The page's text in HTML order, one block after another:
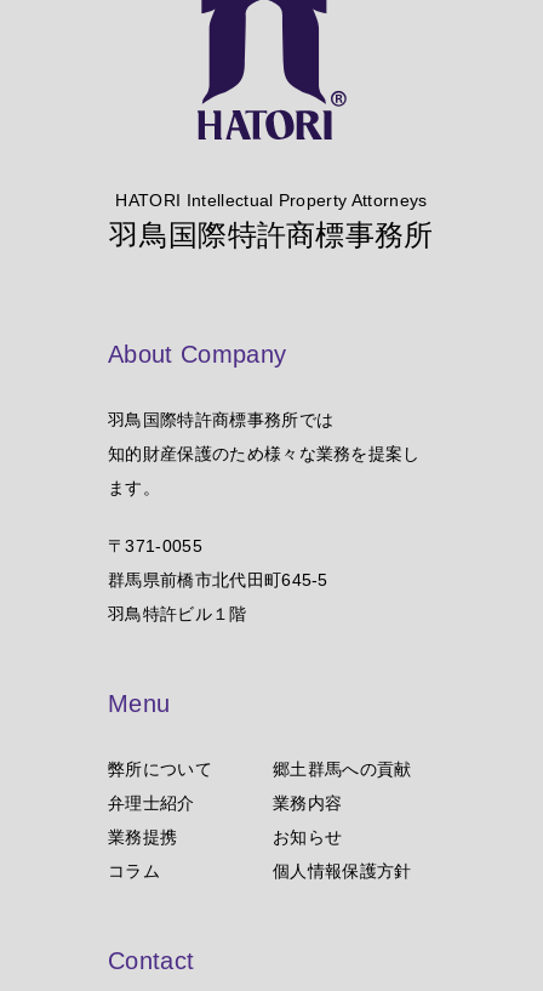
HATORI Intellectual Property Attorneys
羽鳥国際特許商標事務所
About Company
羽鳥国際特許商標事務所では
知的財産保護のため様々な業務を提案し
ます。
〒371-0055
群馬県前橋市北代田町645-5
羽鳥特許ビル１階
Menu
弊所について
郷土群馬への貢献
弁理士紹介
業務内容
業務提携
お知らせ
コラム
個人情報保護方針
Contact